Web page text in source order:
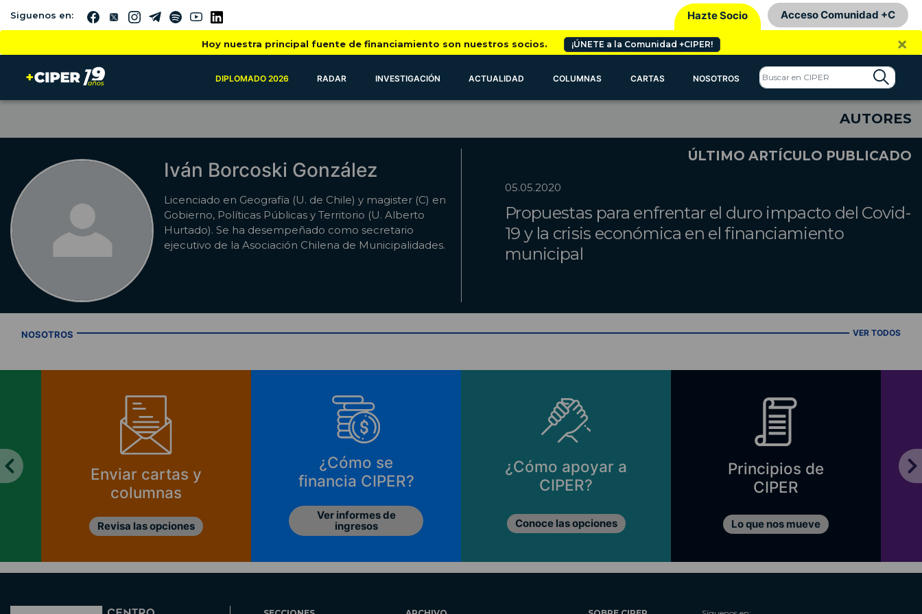
Siguenos en: Hazte Socio Acceso Comunidad +C
Hoy nuestra principal fuente de financiamiento son nuestros socios. ¡ÚNETE a la Comunidad +CIPER! ×
DIPLOMADO 2026 RADAR INVESTIGACIÓN ACTUALIDAD COLUMNAS CARTAS NOSOTROS
AUTORES
Iván Borcoski González
Licenciado en Geografía (U. de Chile) y magister (C) en
Gobierno, Políticas Públicas y Territorio (U. Alberto
Hurtado). Se ha desempeñado como secretario
ejecutivo de la Asociación Chilena de Municipalidades.
ÚLTIMO ARTÍCULO PUBLICADO
05.05.2020
Propuestas para enfrentar el duro impacto del Covid-
19 y la crisis económica en el financiamiento
municipal
NOSOTROS VER TODOS
Enviar cartas y
columnas
Revisa las opciones
¿Cómo se
financia CIPER?
Ver informes de
ingresos
¿Cómo apoyar a
CIPER?
Conoce las opciones
Principios de
CIPER
Lo que nos mueve